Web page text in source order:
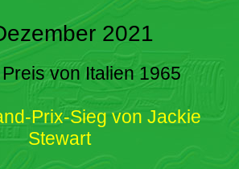
2021
von Italien 1965
Prix-Sieg von Jackie
Stewart